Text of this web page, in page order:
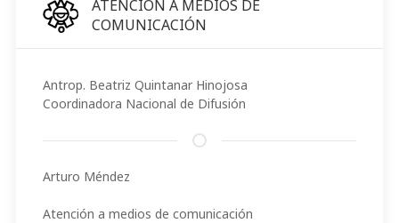
ATENCIÓN A MEDIOS DE
COMUNICACIÓN
Antrop. Beatriz Quintanar Hinojosa
Coordinadora Nacional de Difusión
Arturo Méndez
Atención a medios de comunicación